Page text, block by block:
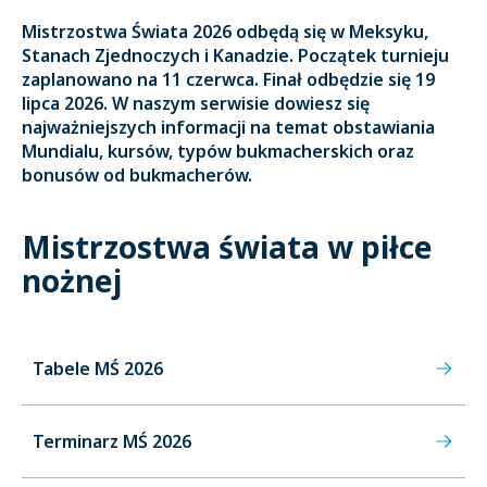
Mistrzostwa Świata 2026 odbędą się w Meksyku,
Stanach Zjednoczych i Kanadzie. Początek turnieju
zaplanowano na 11 czerwca. Finał odbędzie się 19
lipca 2026. W naszym serwisie dowiesz się
najważniejszych informacji na temat obstawiania
Mundialu, kursów, typów bukmacherskich oraz
bonusów od bukmacherów.
Mistrzostwa świata w piłce
nożnej
Tabele MŚ 2026
Terminarz MŚ 2026